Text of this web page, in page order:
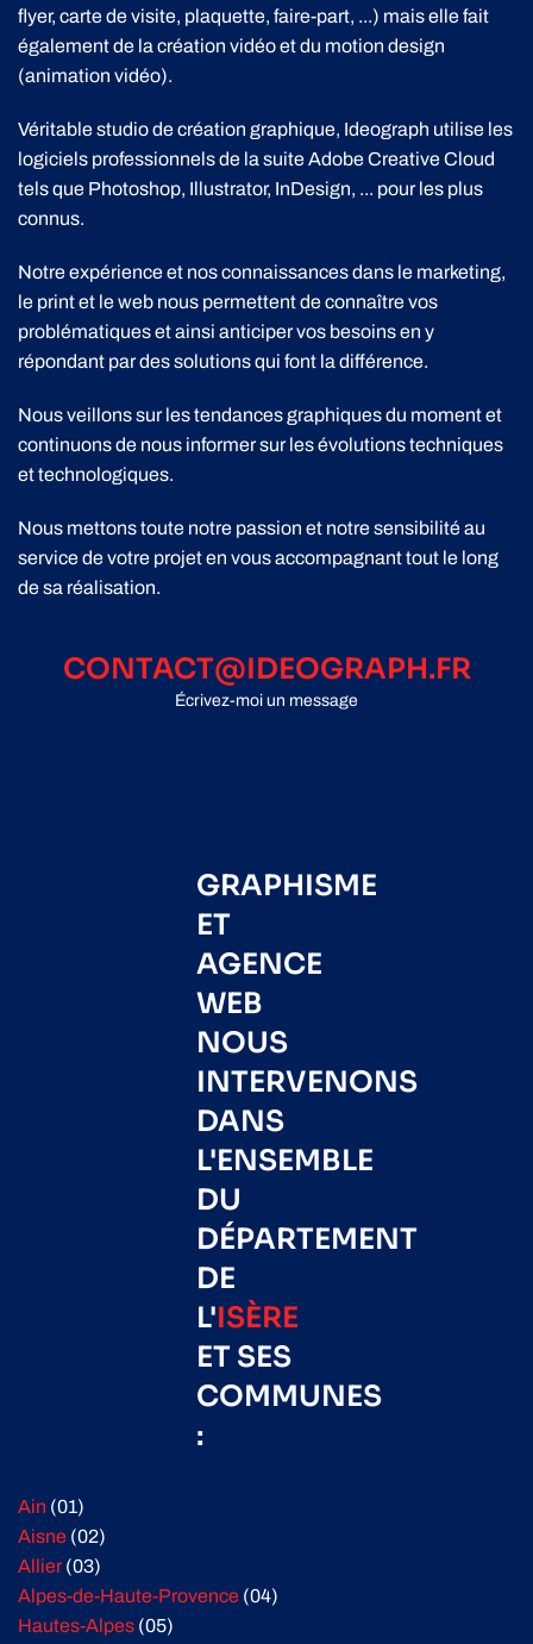
flyer, carte de visite, plaquette, faire-part, ...) mais elle fait
également de la création vidéo et du motion design
(animation vidéo).
Véritable studio de création graphique, Ideograph utilise les
logiciels professionnels de la suite Adobe Creative Cloud
tels que Photoshop, Illustrator, InDesign, ... pour les plus
connus.
Notre expérience et nos connaissances dans le marketing,
le print et le web nous permettent de connaître vos
problématiques et ainsi anticiper vos besoins en y
répondant par des solutions qui font la différence.
Nous veillons sur les tendances graphiques du moment et
continuons de nous informer sur les évolutions techniques
et technologiques.
Nous mettons toute notre passion et notre sensibilité au
service de votre projet en vous accompagnant tout le long
de sa réalisation.
CONTACT@IDEOGRAPH.FR
Écrivez-moi un message
GRAPHISME
ET
AGENCE
WEB
NOUS
INTERVENONS
DANS
L'ENSEMBLE
DU
DÉPARTEMENT
DE
L'ISÈRE
ET SES
COMMUNES
:
Ain (01)
Aisne (02)
Allier(03)
Alpes-de-Haute-Provence (04)
Hautes-Alpes (05)